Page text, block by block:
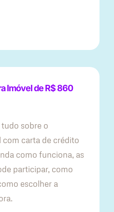
Imóvel de R$ 860
sobre o
carta de crédito
como funciona, as
participar, como
escolher a